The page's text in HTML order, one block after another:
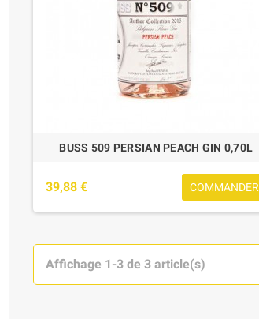
BUSS 509 PERSIAN PEACH GIN 0,70L
39,88 € COMMANDER
Affichage 1-3 de 3 article(s)